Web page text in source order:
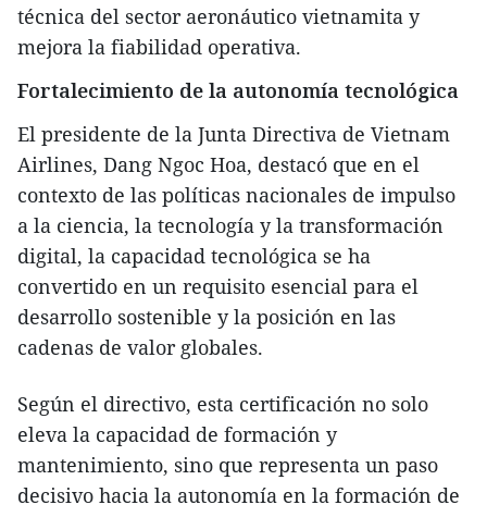
técnica del sector aeronáutico vietnamita y
mejora la fiabilidad operativa.
Fortalecimiento de la autonomía tecnológica
El presidente de la Junta Directiva de Vietnam
Airlines, Dang Ngoc Hoa, destacó que en el
contexto de las políticas nacionales de impulso
a la ciencia, la tecnología y la transformación
digital, la capacidad tecnológica se ha
convertido en un requisito esencial para el
desarrollo sostenible y la posición en las
cadenas de valor globales.
Según el directivo, esta certificación no solo
eleva la capacidad de formación y
mantenimiento, sino que representa un paso
decisivo hacia la autonomía en la formación de